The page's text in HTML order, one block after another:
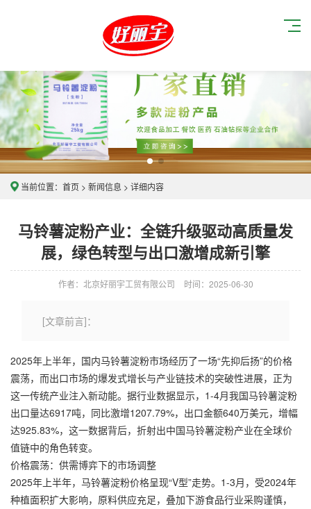
当前位置： 首页 > 新闻信息 > 详细内容
马铃薯淀粉产业：全链升级驱动高质量发
展，绿色转型与出口激增成新引擎
作者：北京好丽宇工贸有限公司 时间：2025-06-30
[文章前言]：
2025年上半年，国内马铃薯淀粉市场经历了一场“先抑后扬”的价格
震荡，而出口市场的爆发式增长与产业链技术的突破性进展，正为
这一传统产业注入新动能。据行业数据显示，1-4月我国马铃薯淀粉
出口量达6917吨，同比激增1207.79%，出口金额640万美元，增幅
达925.83%，这一数据背后，折射出中国马铃薯淀粉产业在全球价
值链中的角色转变。
价格震荡：供需博弈下的市场调整
2025年上半年，马铃薯淀粉价格呈现“V型”走势。1-3月，受2024年
种植面积扩大影响，原料供应充足，叠加下游食品行业采购谨慎，